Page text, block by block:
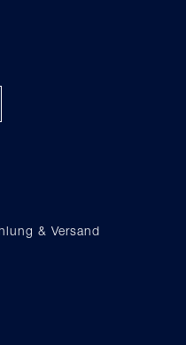
& Versand